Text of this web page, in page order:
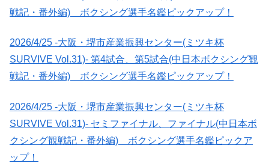
戦記・番外編) ボクシング選手名鑑ピックアップ！
2026/4/25 -大阪・堺市産業振興センター(ミツキ杯
SURVIVE Vol.31)- 第4試合、第5試合(中日本ボクシング観
戦記・番外編) ボクシング選手名鑑ピックアップ！
2026/4/25 -大阪・堺市産業振興センター(ミツキ杯
SURVIVE Vol.31)- セミファイナル、ファイナル(中日本ボ
クシング観戦記・番外編) ボクシング選手名鑑ピックア
ップ！